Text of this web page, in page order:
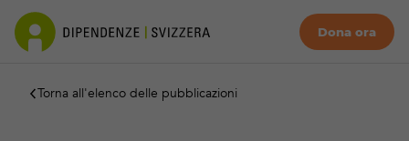
Dona ora
Torna all'elenco delle pubblicazioni